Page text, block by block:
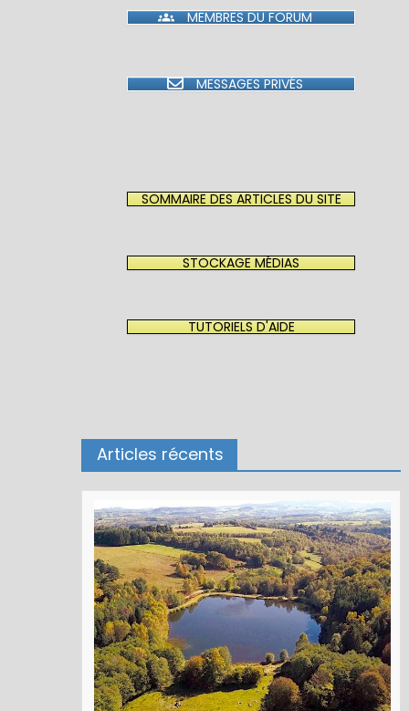
MEMBRES DU FORUM
MESSAGES PRIVÉS
SOMMAIRE DES ARTICLES DU SITE
STOCKAGE MÉDIAS
TUTORIELS D'AIDE
Articles récents